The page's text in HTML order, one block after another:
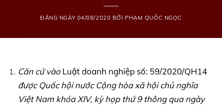
ĐĂNG NGÀY 04/08/2020 BỞI PHẠM QUỐC NGỌC
Căn cứ vào Luật doanh nghiệp số: 59/2020/QH14
được Quốc hội nước Cộng hòa xã hội chủ nghĩa
Việt Nam khóaXIV, kỳ họp thứ 9 thông qua ngày